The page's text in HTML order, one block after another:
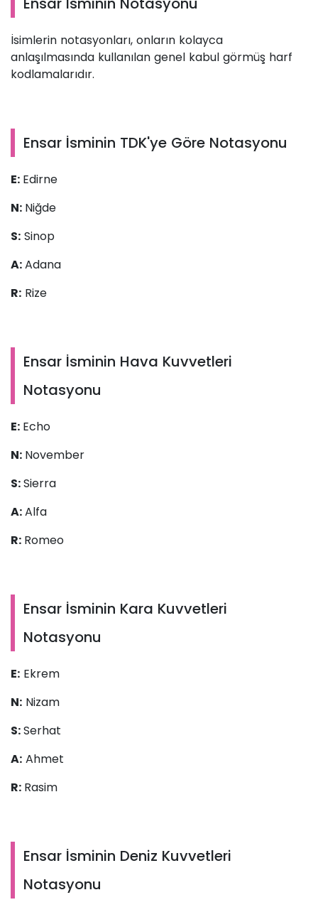
İsimlerin notasyonları, onların kolayca
anlaşılmasında kullanılan genel kabul görmüş harf
kodlamalarıdır.
Ensar İsminin TDK'ye Göre Notasyonu
E: Edirne
N: Niğde
S: Sinop
A:Adana
R: Rize
Ensar İsminin Hava Kuvvetleri
Notasyonu
E: Echo
N: November
S:Sierra
A:Alfa
R: Romeo
Ensar İsminin Kara Kuvvetleri
Notasyonu
E: Ekrem
N: Nizam
S:Serhat
A: Ahmet
R: Rasim
Ensar İsminin Deniz Kuvvetleri
Notasyonu